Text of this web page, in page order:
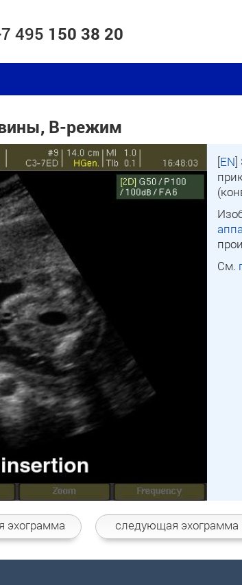
495 150 38 20
B-режим
[EN]
См.
эхограмма следующая эхограмма